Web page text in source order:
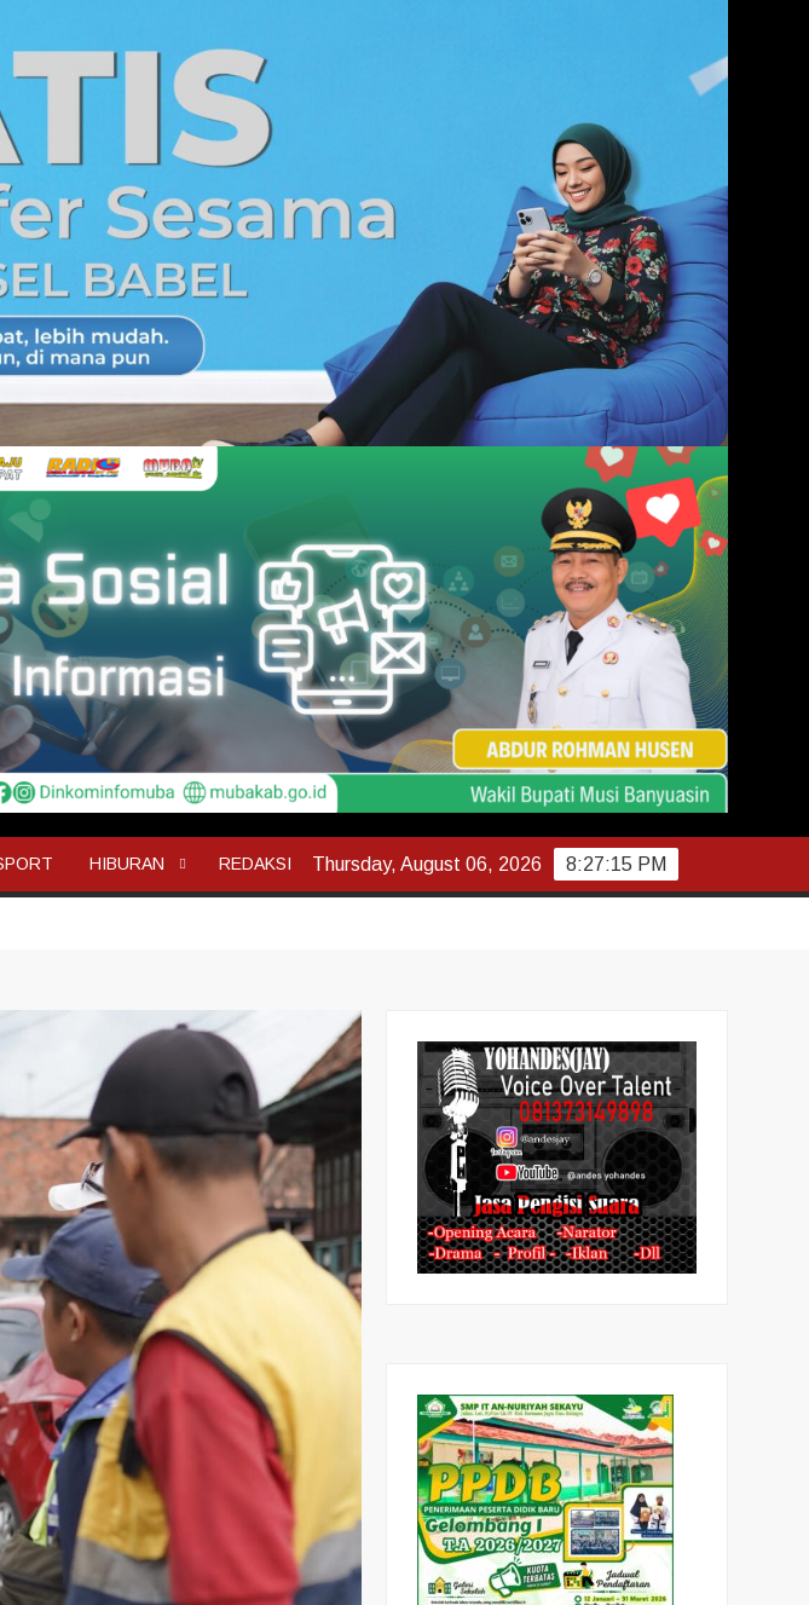
HIBURAN REDAKSI 8:27:17 PM
Thursday, August 06, 2026